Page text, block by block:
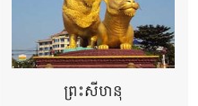
ព្រះសីហនុ